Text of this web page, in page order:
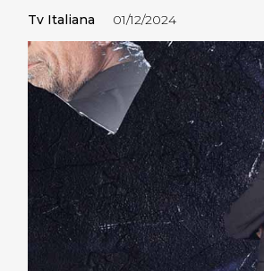
Tv Italiana 01/12/2024